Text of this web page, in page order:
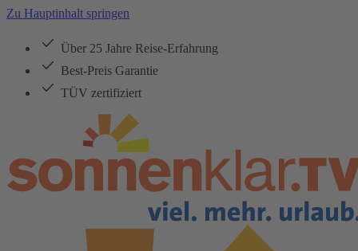
Zu Hauptinhalt springen
Über 25 Jahre Reise-Erfahrung
Best-Preis Garantie
TÜV zertifiziert